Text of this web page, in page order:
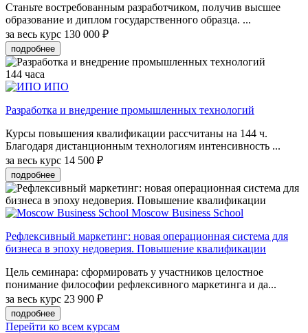
Станьте востребованным разработчиком, получив высшее
образование и диплом государственного образца. ...
за весь курс 130 000 ₽
подробнее
144 часа
ИПО
Разработка и внедрение промышленных технологий
Курсы повышения квалификации рассчитаны на 144 ч.
Благодаря дистанционным технологиям интенсивность ...
за весь курс 14 500 ₽
подробнее
Moscow Business School
Рефлексивный маркетинг: новая операционная система для
бизнеса в эпоху недоверия. Повышение квалификации
Цель семинара: сформировать у участников целостное
понимание философии рефлексивного маркетинга и да...
за весь курс 23 900 ₽
подробнее
Перейти ко всем курсам